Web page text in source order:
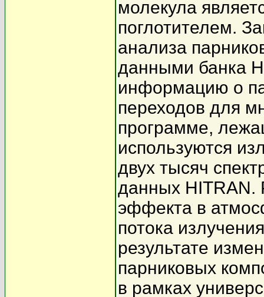
молекула
поглотителем.
анализа
данными банка
информацию о
переходов для
программе,
используются
двух тысяч
данных HITRAN.
эффекта в
потока
результате
парниковых
в рамках